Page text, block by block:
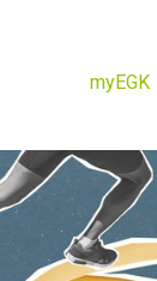
myEGK